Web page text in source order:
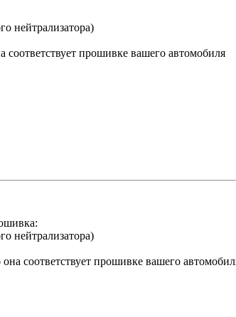
нейтрализатора)
соответствует прошивке вашего автомобиля
нейтрализатора)
соответствует прошивке вашего